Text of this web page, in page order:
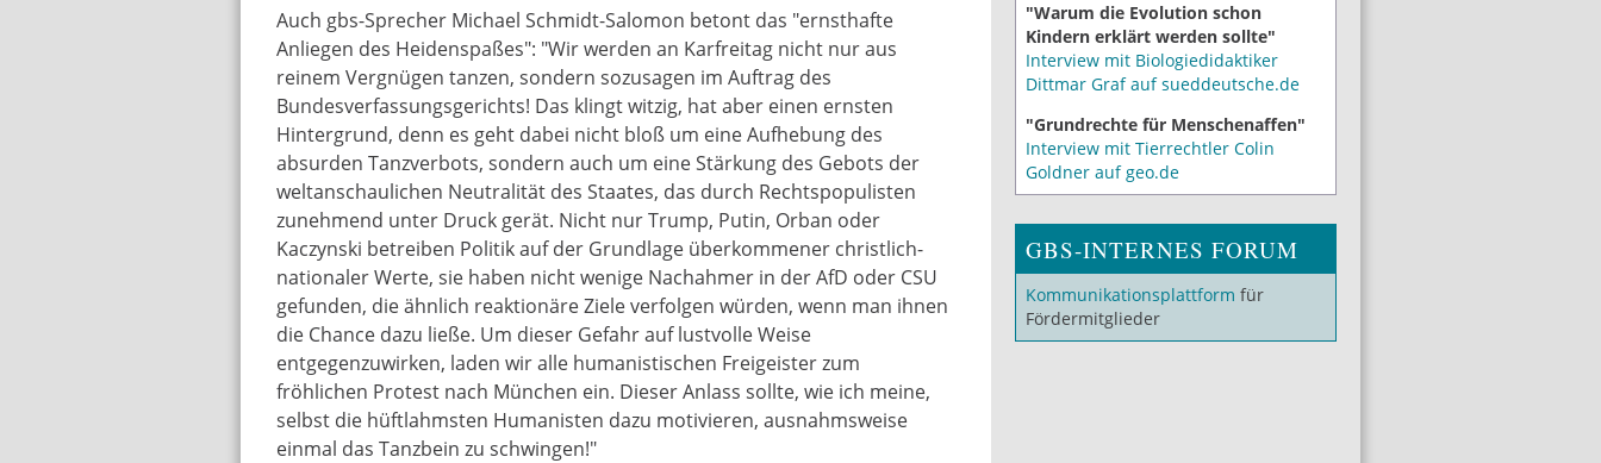
Auch gbs-Sprecher Michael Schmidt-Salomon betont das "ernsthafte
Anliegen des Heidenspaßes": "Wir werden an Karfreitag nicht nur aus
reinem Vergnügen tanzen, sondern sozusagen im Auftrag des
Bundesverfassungsgerichts! Das klingt witzig, hat aber einen ernsten
Hintergrund, denn es geht dabei nicht bloß um eine Aufhebung des
absurden Tanzverbots, sondern auch um eine Stärkung des Gebots der
weltanschaulichen Neutralität des Staates, das durch Rechtspopulisten
zunehmend unter Druck gerät. Nicht nur Trump, Putin, Orban oder
Kaczynski betreiben Politik auf der Grundlage überkommener christlich-
nationaler Werte, sie haben nicht wenige Nachahmer in der AfD oder CSU
gefunden, die ähnlich reaktionäre Ziele verfolgen würden, wenn man ihnen
die Chance dazu ließe. Um dieser Gefahr auf lustvolle Weise
entgegenzuwirken, laden wir alle humanistischen Freigeister zum
fröhlichen Protest nach München ein. Dieser Anlass sollte, wie ich meine,
selbst die hüftlahmsten Humanisten dazu motivieren, ausnahmsweise
einmal das Tanzbein zu schwingen!"
"Warum die Evolution schon
Kindern erklärt werden sollte"
Interview mit Biologiedidaktiker
Dittmar Graf auf sueddeutsche.de
"Grundrechte für Menschenaffen"
Interview mit Tierrechtler Colin
Goldner auf geo.de
GBS-INTERNES FORUM
Kommunikationsplattform für
Fördermitglieder